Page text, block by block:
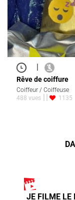
|
Rêve de coiffure
Coiffeur / Coiffeuse
488 vues
1135
JE FILME LE